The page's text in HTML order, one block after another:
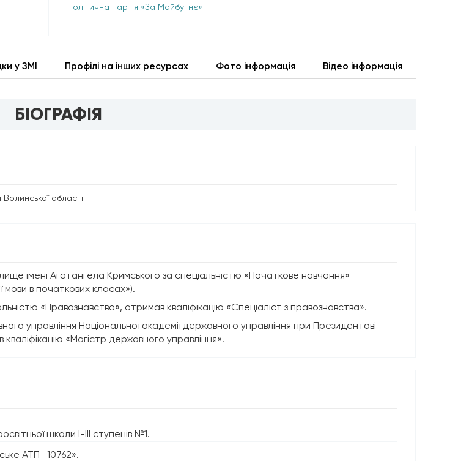
Політична партія «За Майбутнє»
у ЗМІ Профілі на інших ресурсах Фото інформація Відео інформація
БІОГРАФІЯ
області.
імені Агатангела Кримського за спеціальністю «Початкове навчання»
мови в початкових класах»).
«Правознавство», отримав кваліфікацію «Спеціаліст з правознавства».
управління Національної академії державного управління при Президентові
«Магістр державного управління».
школи І-ІІІ ступенів №1.
АТП -10762».